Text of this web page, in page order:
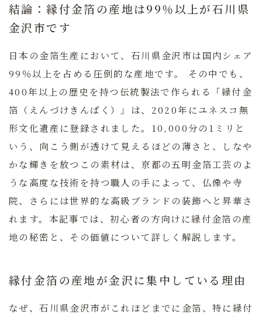
結論：縁付金箔の産地は99％以上が石川県
金沢市です
日本の金箔生産において、石川県金沢市は国内シェア
99％以上を占める圧倒的な産地です。
その中でも、
400年以上の歴史を持つ伝統製法で作られる「縁付金
箔（えんづけきんぱく）」は、2020年にユネスコ無
形文化遺産に登録されました。10,000分の1ミリと
いう、向こう側が透けて見えるほどの薄さと、しなや
かな輝きを放つこの素材は、京都の五明金箔工芸 のよ
うな高度な技術を持つ職人の手によって、仏像や寺
院、さらには世界的な高級ブランドの装飾へと昇華さ
れます。本記事では、初心者の方向けに縁付金箔の産
地の秘密と、その価値について詳しく解説します。
縁付金箔の産地が金沢に集中している理由
なぜ、石川県金沢市がこれほどまでに金箔、特に縁付